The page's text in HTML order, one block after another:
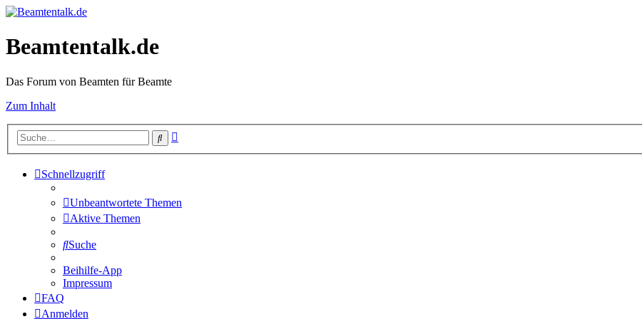
Beamtentalk.de
Das Forum von Beamten für Beamte
Zum Inhalt
Suche
Schnellzugriff
Unbeantwortete Themen
Aktive Themen
Suche
Beihilfe-App
Impressum
FAQ
Anmelden